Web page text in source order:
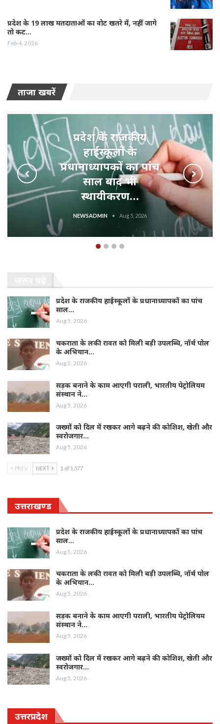
प्रदेश के 19 लाख मतदाताओं का वोट खतरे में, नहीं जागे
तो कट…
Feb 4, 2026
ताजा खबरें
प्रदेश के राजकीय
हाईस्कूलों के
प्रधानाध्यापकों का पांच
साल बाद भी
स्थायीकरण…
NEWSADMIN Aug 5, 2026
प्रदेश के राजकीय हाईस्कूलों के प्रधानाध्यापकों का पांच
साल…
Aug 5, 2026
चकराता के लकी रावत को मिली बड़ी उपलब्धि, नॉर्थ पोल
के अभियान…
Aug 5, 2026
सड़क बनाने के काम आएगी पराली, भारतीय पेट्रोलियम
संस्थान ने…
Aug 5, 2026
जख्मों को दिल में रखकर आगे बढ़ने की कोशिश, खेती और
स्वरोजगार…
Aug 5, 2026
PREV NEXT 1 of 1,577
उत्तराखण्ड
प्रदेश के राजकीय हाईस्कूलों के प्रधानाध्यापकों का पांच
साल…
Aug 5, 2026
चकराता के लकी रावत को मिली बड़ी उपलब्धि, नॉर्थ पोल
के अभियान…
Aug 5, 2026
सड़क बनाने के काम आएगी पराली, भारतीय पेट्रोलियम
संस्थान ने…
Aug 5, 2026
जख्मों को दिल में रखकर आगे बढ़ने की कोशिश, खेती और
स्वरोजगार…
Aug 5, 2026
उत्तरप्रदेश